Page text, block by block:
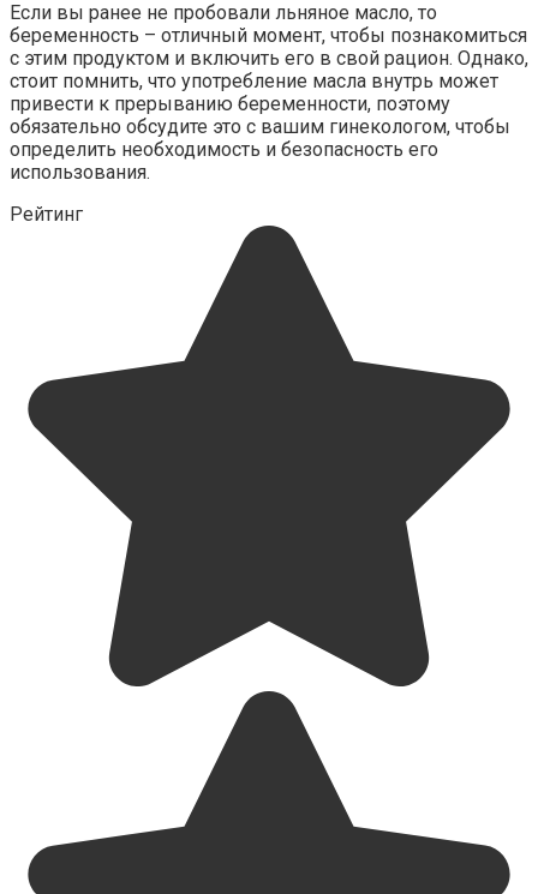
Если вы ранее не пробовали льняное масло, то
беременность – отличный момент, чтобы познакомиться
с этим продуктом и включить его в свой рацион. Однако,
стоит помнить, что употребление масла внутрь может
привести к прерыванию беременности, поэтому
обязательно обсудите это с вашим гинекологом, чтобы
определить необходимость и безопасность его
использования.
Рейтинг